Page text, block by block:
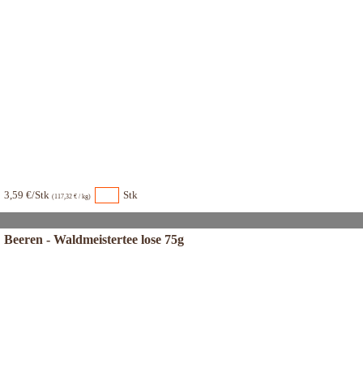
3,59 €/Stk (117,32 € / kg) Stk
Beeren - Waldmeistertee lose 75g